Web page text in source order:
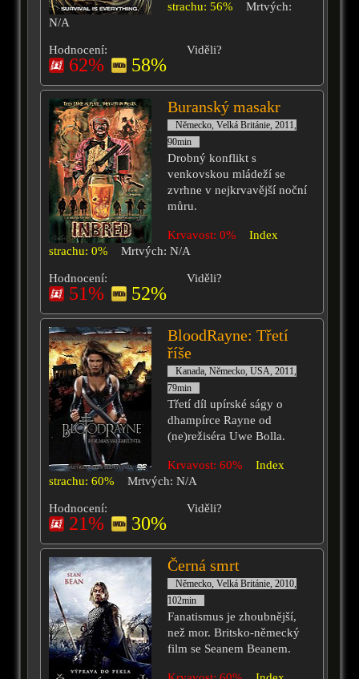
strachu: 56%
Mrtvých:
N/A
Hodnocení:
62% 58%
Viděli?
Buranský masakr
Německo, Velká Británie, 2011,
90min
Drobný konflikt s
venkovskou mládeží se
zvrhne v nejkrvavější noční
můru.
Krvavost: 0%
Index
strachu: 0%
Mrtvých: N/A
Hodnocení:
51% 52%
Viděli?
BloodRayne: Třetí
říše
Kanada, Německo, USA, 2011,
79min
Třetí díl upírské ságy o
dhampírce Rayne od
(ne)režiséra Uwe Bolla.
Krvavost: 60%
Index
strachu: 60%
Mrtvých: N/A
Hodnocení:
21% 30%
Viděli?
Černá smrt
Německo, Velká Británie, 2010,
102min
Fanatismus je zhoubnější,
než mor. Britsko-německý
film se Seanem Beanem.